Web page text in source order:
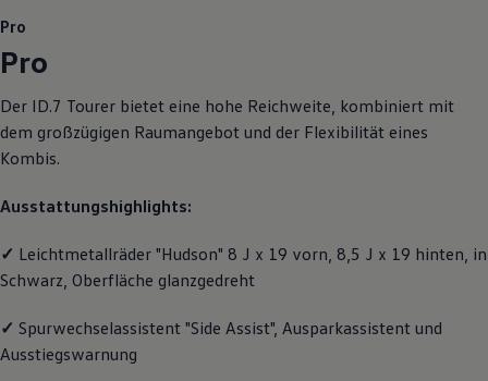
Volkswagen Teile
Zubehör
Modellspezifisches Zubehör
Individualisieren
Digitale Extras
Dienste für Ihr Modell finden
Volkswagen Apps, Login und Shop
Updates für Software, Karten und Radio
Über Ihr Auto
Vorgängermodelle
Pro
Pro
Der ID.7 Tourer bietet eine hohe Reichweite, kombiniert mit
dem großzügigen Raumangebot und der Flexibilität eines
Kombis.
Ausstattungshighlights:
✓ Leichtmetallräder "Hudson" 8 J x 19 vorn, 8,5 J x 19 hinten, in
Schwarz, Oberfläche glanzgedreht
✓ Spurwechselassistent "Side Assist", Ausparkassistent und
Ausstiegswarnung